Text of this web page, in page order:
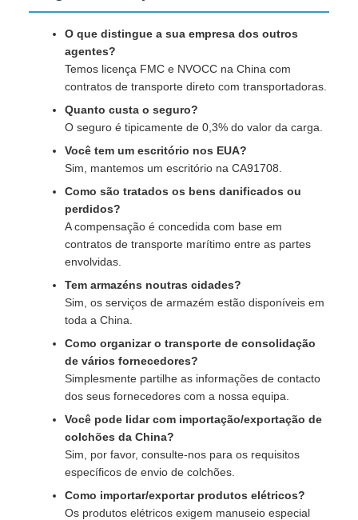
O que distingue a sua empresa dos outros
agentes?
Temos licença FMC e NVOCC na China com
contratos de transporte direto com transportadoras.
Quanto custa o seguro?
O seguro é tipicamente de 0,3% do valor da carga.
Você tem um escritório nos EUA?
Sim, mantemos um escritório na CA91708.
Como são tratados os bens danificados ou
perdidos?
A compensação é concedida com base em
contratos de transporte marítimo entre as partes
envolvidas.
Tem armazéns noutras cidades?
Sim, os serviços de armazém estão disponíveis em
toda a China.
Como organizar o transporte de consolidação
de vários fornecedores?
Simplesmente partilhe as informações de contacto
dos seus fornecedores com a nossa equipa.
Você pode lidar com importação/exportação de
colchões da China?
Sim, por favor, consulte-nos para os requisitos
específicos de envio de colchões.
Como importar/exportar produtos elétricos?
Os produtos elétricos exigem manuseio especial